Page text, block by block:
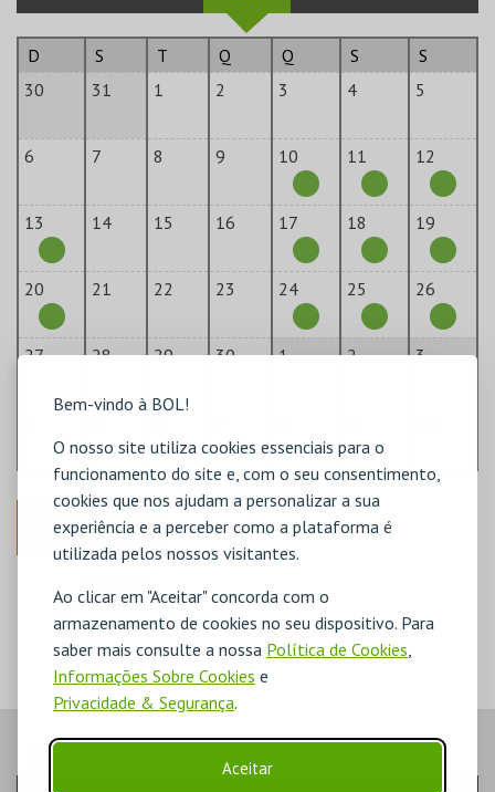
Bem-vindo à BOL!
O nosso site utiliza cookies essenciais para o
funcionamento do site e, com o seu consentimento,
cookies que nos ajudam a personalizar a sua
experiência e a perceber como a plataforma é
utilizada pelos nossos visitantes.
Ao clicar em "Aceitar" concorda com o
armazenamento de cookies no seu dispositivo. Para
saber mais consulte a nossa Política de Cookies,
Informações Sobre Cookies e
Privacidade & Segurança.
Aceitar
D S T Q Q S
S
30
31 1 2 3 4 5
6 7 8 9 10 11 12
13 14 15 16 17 18 19
20 21 22 23 24 25 26
27 28 29 30 1 2 3
ANTERIOR
POUCO DISPONÍVEL
ESGOTADO